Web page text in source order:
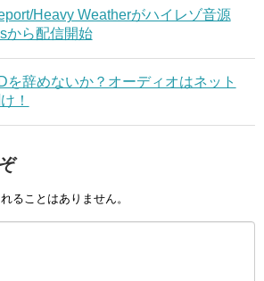
Heavy Weatherがハイレゾ音源
から配信開始
を辞めないか？オーディオはネット
！
ることはありません。